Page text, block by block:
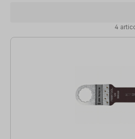
4
4 articoli trovati